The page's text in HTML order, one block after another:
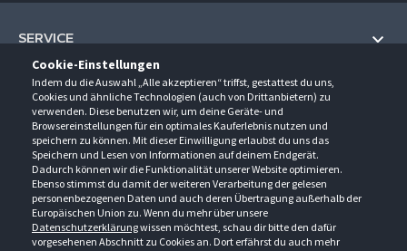
Cookie-Einstellungen
Indem du die Auswahl „Alle akzeptieren“ triffst, gestattest du uns,
Cookies und ähnliche Technologien (auch von Drittanbietern) zu
verwenden. Diese benutzen wir, um deine Geräte- und
Browsereinstellungen für ein optimales Kauferlebnis nutzen und
speichern zu können. Mit dieser Einwilligung erlaubst du uns das
Speichern und Lesen von Informationen auf deinem Endgerät.
Dadurch können wir die Funktionalität unserer Website optimieren.
Ebenso stimmst du damit der weiteren Verarbeitung der gelesen
personenbezogenen Daten und auch deren Übertragung außerhalb der
Europäischen Union zu. Wenn du mehr über unsere
Datenschutzerklärungwissen möchtest, schau dir bitte den dafür
vorgesehenen Abschnitt zu Cookies an. Dort erfährst du auch mehr
SERVICE
Hilfe und Information
Fragen und Antworten (FAQ)
Kontakt
Newsletter
Events
Downloads
Kataloge
UNTERNEHMEN
Über uns
Anfahrt
Ansprechpartner
Außendienstbesuch
Jobs & Ausbildung
KONTAKT
Gröner-Schulze GmbH
Sarirstraße 5
12529 Schönefeld
Berlin-Schönefeld: +49 30 68 29 54-0
ÖFFNUNGSZEITEN
Montag - Donnerstag
9:00 - 17:00
Freitag
9:00 - 15:00
FOLGE UNS